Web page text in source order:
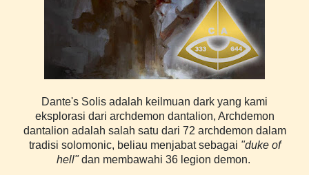
Dante's Solis adalah keilmuan dark yang kami
eksplorasi dari archdemon dantalion, Archdemon
dantalion adalah salah satu dari 72 archdemon dalam
tradisi solomonic, beliau menjabat sebagai "duke of
hell"dan membawahi 36 legion demon.